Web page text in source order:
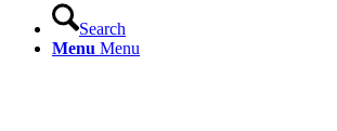
Search
Menu Menu